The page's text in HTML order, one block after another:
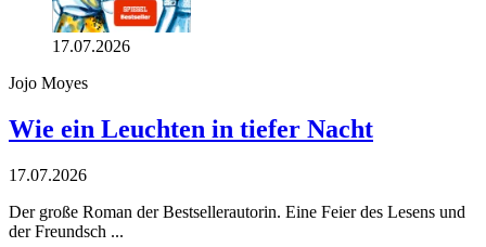
17.07.2026
Jojo Moyes
Wie ein Leuchten in tiefer Nacht
17.07.2026
Der große Roman der Bestsellerautorin. Eine Feier des Lesens und
der Freundsch ...